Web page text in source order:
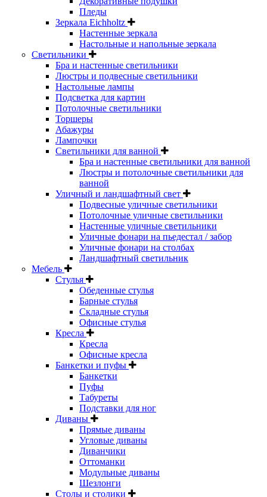
Пледы
Зеркала Eichholtz
Настенные зеркала
Настольные и напольные зеркала
Светильники
Бра и настенные светильники
Люстры и подвесные светильники
Настольные лампы
Подсветка для картин
Потолочные светильники
Торшеры
Абажуры
Лампочки
Светильники для ванной
Бра и настенные светильники для ванной
Люстры и потолочные светильники для
ванной
Уличный и ландшафтный свет
Подвесные уличные светильники
Потолочные уличные светильники
Настенные уличные светильники
Уличные фонари на пьедестал / забор
Уличные фонари на столбах
Ландшафтный светильник
Мебель
Стулья
Обеденные стулья
Барные стулья
Складные стулья
Офисные стулья
Кресла
Кресла
Офисные кресла
Банкетки и пуфы
Банкетки
Пуфы
Табуреты
Подставки для ног
Диваны
Прямые диваны
Угловые диваны
Диванчики
Оттоманки
Модульные диваны
Шезлонги
Столы и столики